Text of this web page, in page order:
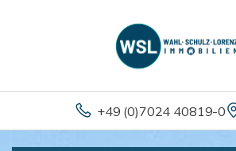
+49 (0)7024 40819-0